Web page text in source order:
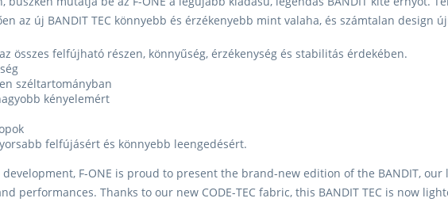
12
m2
m2
az új BANDIT TEC könnyebb és érzékenyebb mint valaha, és számtalan design
összes felfújható részen, könnyűség, érzékenység és stabilitás érdekében.
széltartományban
kényelemért
felfújásért és könnyebb leengedésért.
F-ONE is proud to present the brand-new edition of the BANDIT,
performances. Thanks to our new CODE-TEC fabric, this BANDIT TEC is now